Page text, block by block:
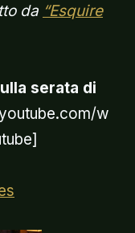
da “Esquire
serata di
w